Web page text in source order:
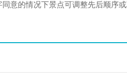
意的情况下景点可调整先后顺序或